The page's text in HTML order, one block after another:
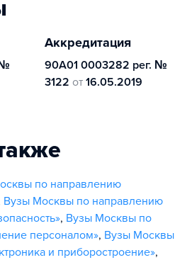
№
Аккредитация
90А01 0003282 рег. №
3122 от 16.05.2019
по направлению
Вузы Москвы по направлению
, Вузы Москвы по
персоналом», Вузы Москвы
и приборостроение»,